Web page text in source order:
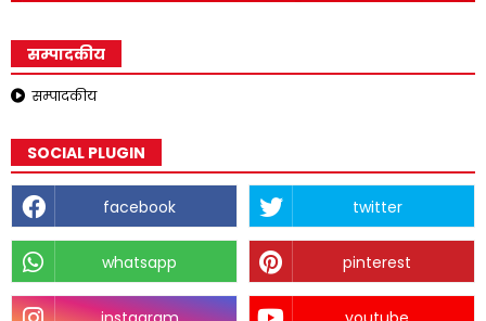
सम्पादकीय
सम्पादकीय
SOCIAL PLUGIN
facebook twitter
whatsapp pinterest